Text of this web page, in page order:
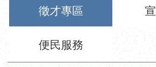
徵才專區
便民服務